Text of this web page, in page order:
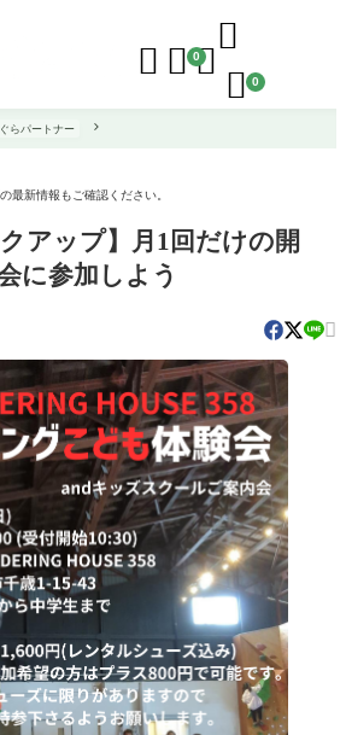
  0

 0
らパートナー
最新情報もご確認ください。
アップ】月1回だけの開
に参加しよう
